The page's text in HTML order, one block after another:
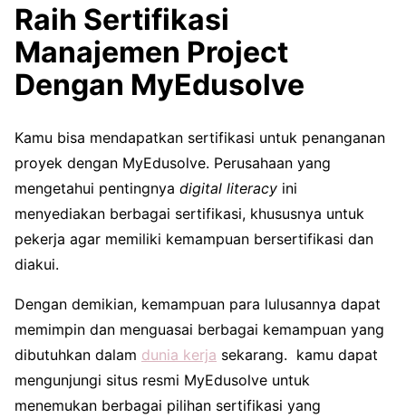
Raih Sertifikasi
Manajemen Project
Dengan MyEdusolve
Kamu bisa mendapatkan sertifikasi untuk penanganan
proyek dengan MyEdusolve. Perusahaan yang
mengetahui pentingnya digital literacy ini
menyediakan berbagai sertifikasi, khususnya untuk
pekerja agar memiliki kemampuan bersertifikasi dan
diakui.
Dengan demikian, kemampuan para lulusannya dapat
memimpin dan menguasai berbagai kemampuan yang
dibutuhkan dalam dunia kerja sekarang. kamu dapat
mengunjungi situs resmi MyEdusolve untuk
menemukan berbagai pilihan sertifikasi yang